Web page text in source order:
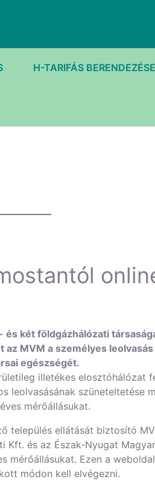
H-TARIFÁS
két földgázhálózati
MVM a személyes
egészségét.
illetékes elosztóhálózat
leolvasásának szüneteltetése
mérőállásukat.
település ellátását biztosító
és az Észak-Nyugat
mérőállásukat. Ezen a
módon kell elvégezni.